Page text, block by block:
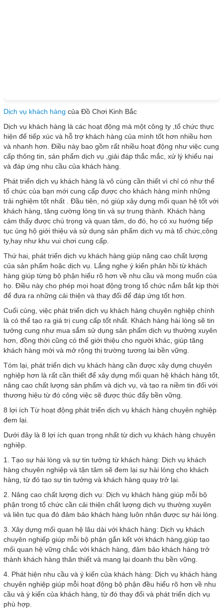
Dịch vụ khách hàng của Đồ Chơi Kinh Bắc
Dịch vụ khách hàng là các hoạt động mà một công ty ,tổ chức thực
hiện để tiếp xúc và hỗ trợ khách hàng của mình tốt hơn nhiều hơn
và nhanh hơn. Điều này bao gồm rất nhiều hoạt động như việc cung
cấp thông tin, sản phẩm dịch vụ ,giải đáp thắc mắc, xử lý khiếu nại
và đáp ứng nhu cầu của khách hàng.
Phát triển dịch vụ khách hàng là vô cùng cần thiết vì chỉ có như thế
tổ chức của bạn mới cung cấp được cho khách hàng mình những
trải nghiệm tốt nhất . Đầu tiên, nó giúp xây dựng mối quan hệ tốt với
khách hàng, tăng cường lòng tin và sự trung thành. Khách hàng
cảm thấy được chú trọng và quan tâm, do đó, họ có xu hướng tiếp
tục ủng hộ giới thiệu và sử dụng sản phẩm dịch vụ mà tổ chức,công
ty,hay như khu vui chơi cung cấp.
Thứ hai, phát triển dịch vụ khách hàng giúp nâng cao chất lượng
của sản phẩm hoặc dịch vụ. Lắng nghe ý kiến phản hồi từ khách
hàng giúp từng bộ phận hiểu rõ hơn về nhu cầu và mong muốn của
họ. Điều này cho phép mọi hoạt động trong tổ chức nắm bắt kịp thời
để đưa ra những cải thiện và thay đổi để đáp ứng tốt hơn.
Cuối cùng, việc phát triển dịch vụ khách hàng chuyên nghiệp chính
là có thể tạo ra giá trị cung cấp tốt nhất. Khách hàng hài lòng sẽ tin
tưởng cung như mua sắm sử dụng sản phẩm dịch vụ thường xuyên
hơn, đồng thời cũng có thể giới thiệu cho người khác, giúp tăng
khách hàng mới và mở rộng thị trường tương lai bền vững.
Tóm lại, phát triển dịch vụ khách hàng cần được xây dựng chuyên
nghiệp hơn là rất cần thiết để xây dựng mối quan hệ khách hàng tốt,
nâng cao chất lượng sản phẩm và dịch vụ, và tạo ra niềm tin đối với
thương hiệu từ đó công việc sẽ được thúc đẩy bền vững.
8 lợi ích Từ hoạt động phát triển dịch vụ khách hàng chuyên nghiệp
đem lại.
Dưới đây là 8 lợi ích quan trọng nhất từ dịch vụ khách hàng chuyên
nghiệp.
1. Tạo sự hài lòng và sự tin tưởng từ khách hàng: Dịch vụ khách
hàng chuyên nghiệp và tận tâm sẽ đem lại sự hài lòng cho khách
hàng, từ đó tạo sự tin tưởng và khách hàng quay trở lại.
2. Nâng cao chất lượng dịch vụ: Dịch vụ khách hàng giúp mỗi bộ
phận trong tổ chức cần cải thiện chất lượng dịch vụ thường xuyên
và liên tục qua đó đảm bảo khách hàng luôn nhận được sự hài lòng.
3. Xây dựng mối quan hệ lâu dài với khách hàng: Dịch vụ khách
chuyên nghiếp giúp mỗi bộ phận gắn kết với khách hàng,giúp tạo
mối quan hệ vững chắc với khách hàng, đảm bảo khách hàng trở
thành khách hàng thân thiết và mang lại doanh thu bền vững.
4. Phát hiện nhu cầu và ý kiến của khách hàng: Dịch vụ khách hàng
chuyên nghiệp giúp mỗi hoạt động bộ phận đều hiểu rõ hơn về nhu
cầu và ý kiến của khách hàng, từ đó thay đổi và phát triển dịch vụ
phù hợp.